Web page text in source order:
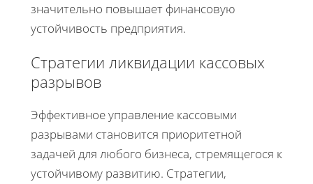
значительно повышает финансовую
устойчивость предприятия.
Стратегии ликвидации кассовых
разрывов
Эффективное управление кассовыми
разрывами становится приоритетной
задачей для любого бизнеса, стремящегося к
устойчивому развитию. Стратегии,